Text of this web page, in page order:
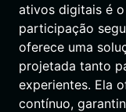
ativos digitais é
participação
oferece uma
projetada tanto
experientes. Ela
contínuo,